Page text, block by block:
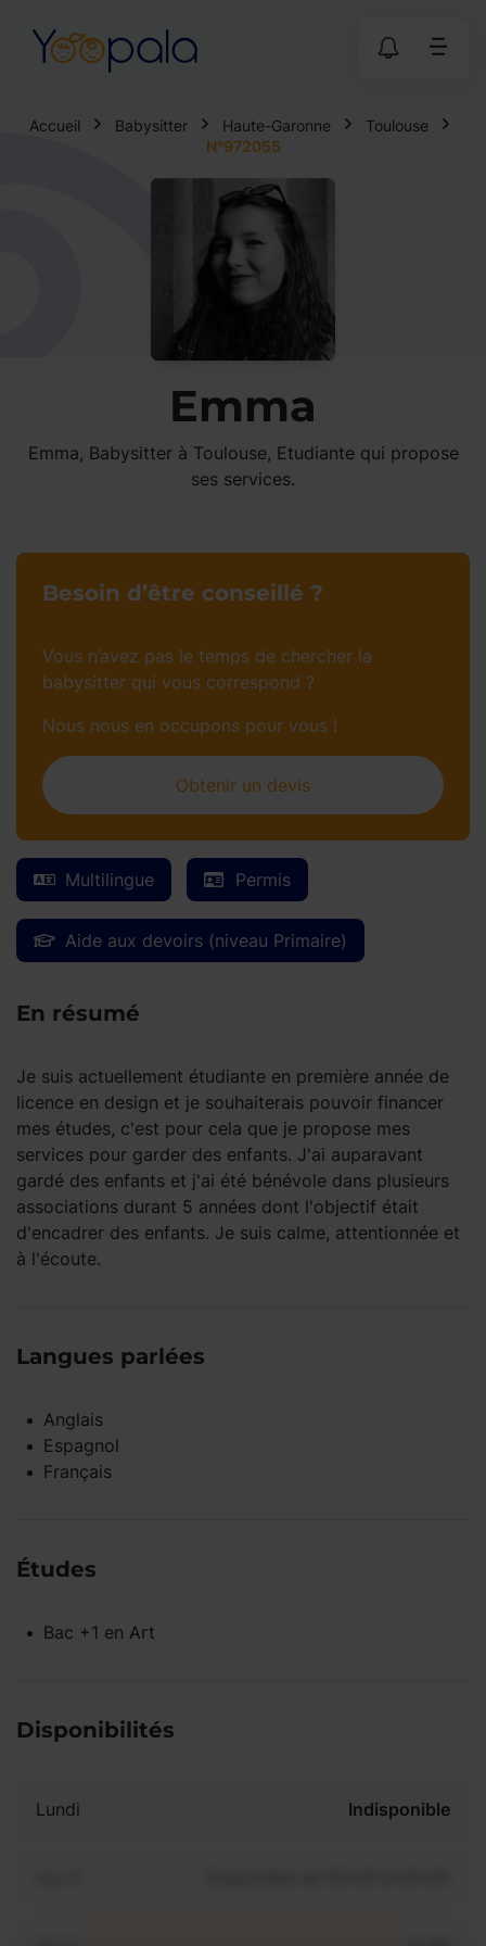
Accueil Babysitter Haute-Garonne
Toulouse
N°972055
Emma
Emma, Babysitter à Toulouse, Etudiante qui propose
ses services.
Multilingue Permis
Aide aux devoirs (niveau Primaire)
En résumé
Je suis actuellement étudiante en première année de
licence en design et je souhaiterais pouvoir financer
mes études, c'est pour cela que je propose mes
services pour garder des enfants. J'ai auparavant
gardé des enfants et j'ai été bénévole dans plusieurs
associations durant 5 années dont l'objectif était
d'encadrer des enfants. Je suis calme, attentionnée et
à l'écoute.
Langues parlées
Anglais
Espagnol
Français
Études
Bac +1 en Art
Disponibilités
Lundi Indisponible
Besoin d’être conseillé ?
Vous n’avez pas le temps de chercher la
babysitter qui vous correspond ?
Nous nous en occupons pour vous !
Obtenir un devis